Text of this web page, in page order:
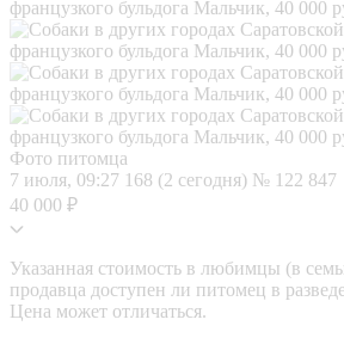
Фото питомца
7 июля, 09:27 168 (2 сегодня) № 122 847
40 000 ₽
Указанная стоимость в любимцы (в
продавца доступен ли питомец в
Цена может отличаться.